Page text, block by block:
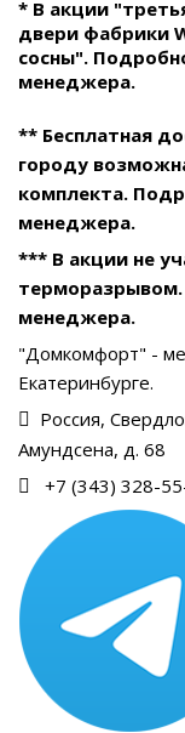
* В акции
двери фабрики
сосны".
менеджера.
** Бесплатная
городу
комплекта.
менеджера.
*** В акции не
менеджера.
"Домкомфорт" -
Екатеринбурге.
Россия,
Амундсена, д. 68
+7 (343) 328-